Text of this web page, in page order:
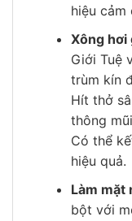
hiệu cảm
Xông hơi
Giới Tuệ
trùm kín
Hít thở
thông
Có thể
hiệu quả.
Làm mặt
bột với